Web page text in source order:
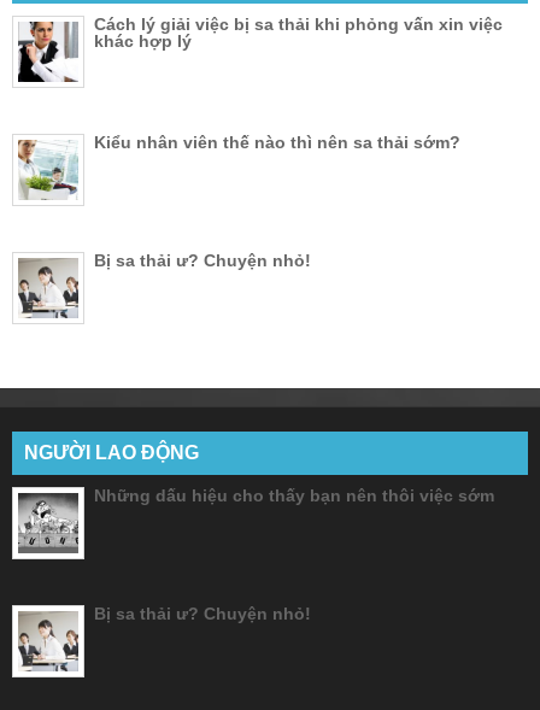
Cách lý giải việc bị sa thải khi phỏng vấn xin việc
khác hợp lý
Kiểu nhân viên thế nào thì nên sa thải sớm?
Bị sa thải ư? Chuyện nhỏ!
NGƯỜI LAO ĐỘNG
Những dấu hiệu cho thấy bạn nên thôi việc sớm
Bị sa thải ư? Chuyện nhỏ!